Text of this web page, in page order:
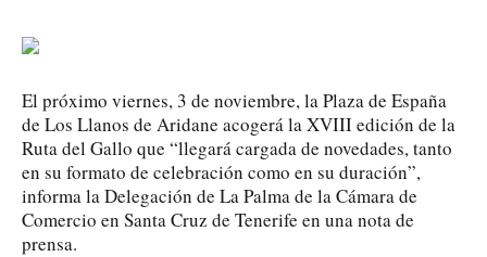
El próximo viernes, 3 de noviembre, la Plaza de España
de Los Llanos de Aridane acogerá la XVIII edición de la
Ruta del Gallo que “llegará cargada de novedades, tanto
en su formato de celebración como en su duración”,
informa la Delegación de La Palma de la Cámara de
Comercio en Santa Cruz de Tenerife en una nota de
prensa.